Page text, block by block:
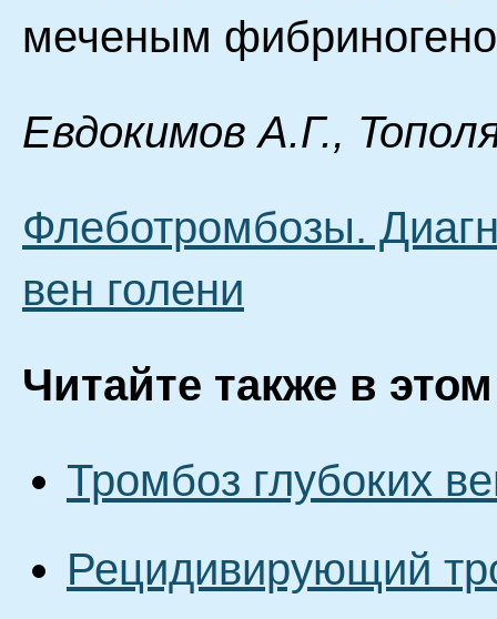
меченым
Eвдoкимoв A.Г.,
Флеботромбозы.
вен голени
Читайте также в
Тромбоз глубоких
Рецидивирующий